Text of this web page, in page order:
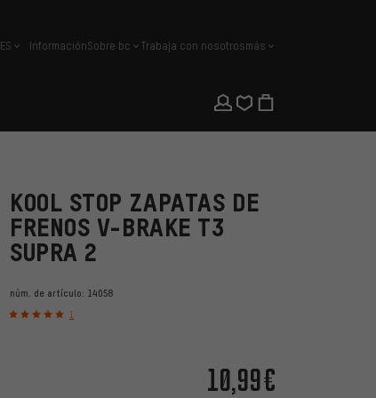
español
ES InformaciónSobre bc Trabaja con nosotrosmás
KOOL STOP ZAPATAS DE
FRENOS V-BRAKE T3
SUPRA 2
núm. de artículo: 14058
1
10,99€